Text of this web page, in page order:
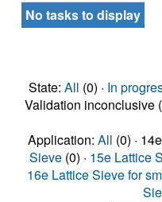
No tasks to display
State: All (0) · In
Validation inconclusive
Application: All (0) ·
Sieve (0) · 15e Lattice
16e Lattice Sieve for